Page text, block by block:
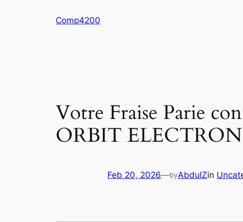
Comp4200
Votre Fraise Parie
ORBIT
Feb 20, 2026—byAbdulZin